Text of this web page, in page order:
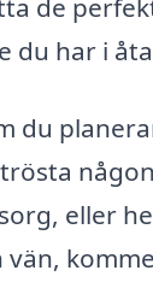
de
du har i
du
eller
vän,